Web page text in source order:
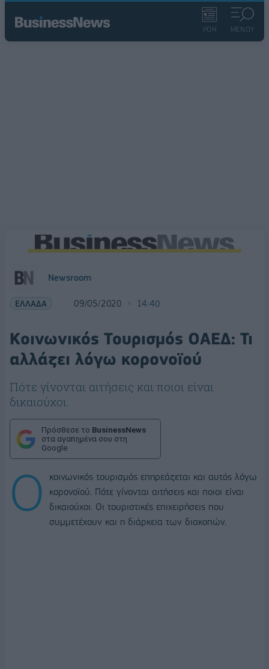
ΡΟΗ ΜΕΝΟΥ
Newsroom
ΕΛΛΑΔΑ 09/05/2020 14:40
Κοινωνικός Τουρισμός ΟΑΕΔ: Τι
αλλάζει λόγω κορoνοϊού
Πότε γίνονται αιτήσεις και ποιοι είναι
δικαιούχοι.
Πρόσθεσε το BusinessNews
στα αγαπημένα σου στη
Google
Ο
κοινωνικός τουρισμός επηρεάζεται και αυτός λόγω
κορονοϊού. Πότε γίνονται αιτήσεις και ποιοι είναι
δικαιούχοι. Οι τουριστικές επιχειρήσεις που
συμμετέχουν και η διάρκεια των διακοπών.